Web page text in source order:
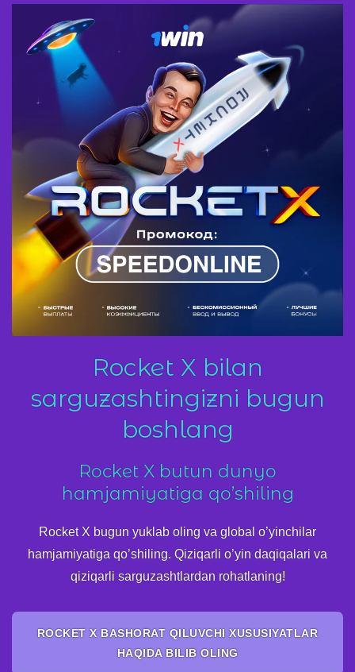
Rocket X bilan
sarguzashtingizni bugun
boshlang
Rocket X butun dunyo
hamjamiyatiga qo’shiling
Rocket X bugun yuklab oling va global o’yinchilar
hamjamiyatiga qo’shiling. Qiziqarli o’yin daqiqalari va
qiziqarli sarguzashtlardan rohatlaning!
ROCKET X BASHORAT QILUVCHI XUSUSIYATLAR
HAQIDA BILIB OLING